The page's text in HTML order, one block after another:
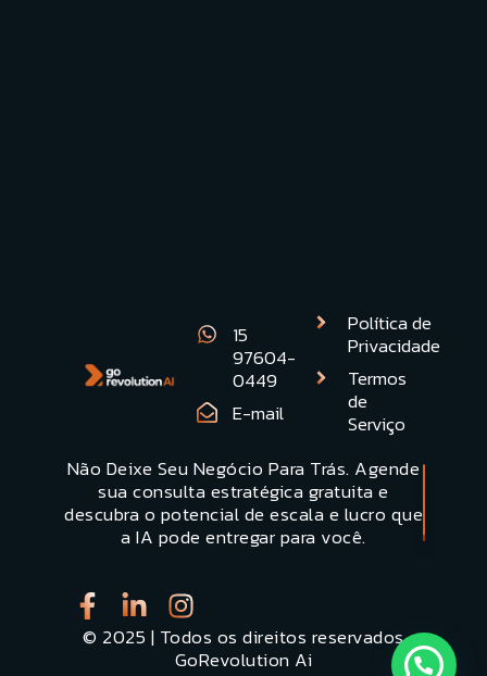
15
97604-
0449
E-mail
Política de
Privacidade
Termos
de
Serviço
Não Deixe Seu Negócio Para Trás. Agende
sua consulta estratégica gratuita e
descubra o potencial de escala e lucro que
a IA pode entregar para você.
Quero uma
Demonstracão
© 2025 | Todos os direitos reservados
GoRevolution Ai